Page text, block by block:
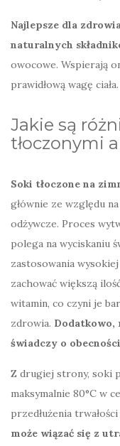
Najlepsze dla
naturalnych
owocowe. Wspierają
prawidłową wagę ciała.
Jakie są
tłoczonymi
Soki tłoczone na
głównie ze względu
odżywcze. Proces
polega na wyciskaniu
zastosowania
zachować większą
witamin, co czyni je
zdrowia. Dodatkowo,
świadczy o
Z drugiej strony, soki
maksymalnie 80°C w
przedłużenia
może wiązać się z